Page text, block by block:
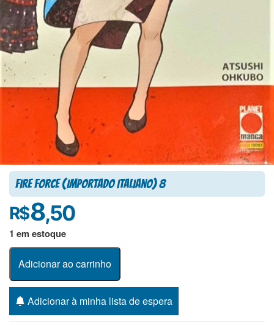
Fire Force (Importado Italiano) 8
R$8,50
1 em estoque
Adicionar ao carrinho
Adicionar à minha lista de espera